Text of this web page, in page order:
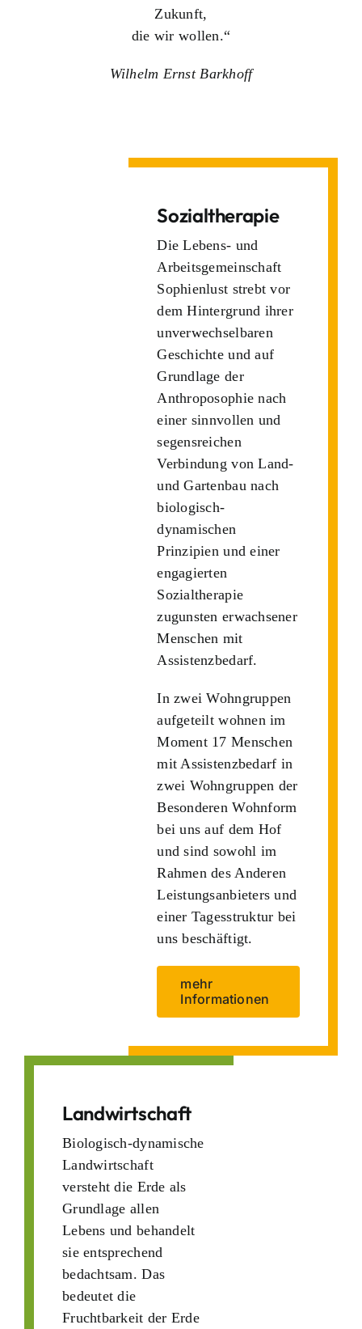
Zukunft,
die wir wollen.“
Wilhelm Ernst Barkhoff
Sozialtherapie
Die Lebens- und
Arbeitsgemeinschaft
Sophienlust strebt vor
dem Hintergrund ihrer
unverwechselbaren
Geschichte und auf
Grundlage der
Anthroposophie nach
einer sinnvollen und
segensreichen
Verbindung von Land-
und Gartenbau nach
biologisch-
dynamischen
Prinzipien und einer
engagierten
Sozialtherapie
zugunsten erwachsener
Menschen mit
Assistenzbedarf.
In zwei Wohngruppen
aufgeteilt wohnen im
Moment 17 Menschen
mit Assistenzbedarf in
zwei Wohngruppen der
Besonderen Wohnform
bei uns auf dem Hof
und sind sowohl im
Rahmen des Anderen
Leistungsanbieters und
einer Tagesstruktur bei
uns beschäftigt.
mehr
Informationen
Landwirtschaft
Biologisch-dynamische
Landwirtschaft
versteht die Erde als
Grundlage allen
Lebens und behandelt
sie entsprechend
bedachtsam. Das
bedeutet die
Fruchtbarkeit der Erde